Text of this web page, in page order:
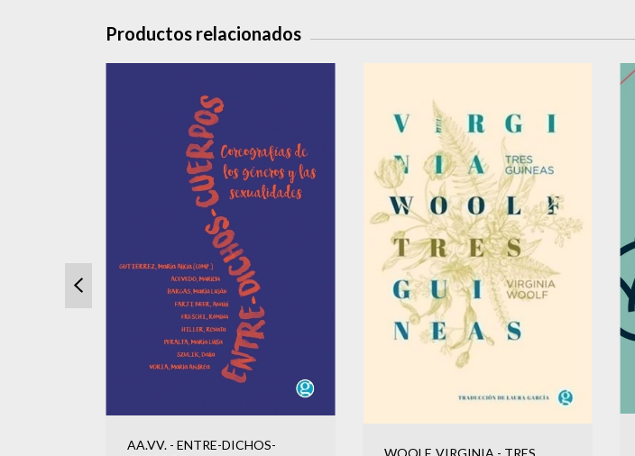
Productos relacionados
AA.VV. - ENTRE-DICHOS-
WOOLF, VIRGINIA - TRES